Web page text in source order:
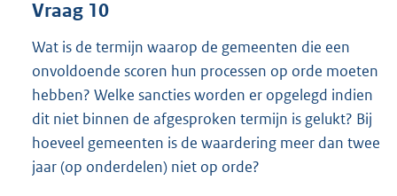
Vraag 10
Wat is de termijn waarop de gemeenten die een
onvoldoende scoren hun processen op orde moeten
hebben? Welke sancties worden er opgelegd indien
dit niet binnen de afgesproken termijn is gelukt? Bij
hoeveel gemeenten is de waardering meer dan twee
jaar (op onderdelen) niet op orde?